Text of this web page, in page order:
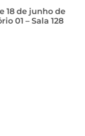
18 de junho de
01 – Sala 128